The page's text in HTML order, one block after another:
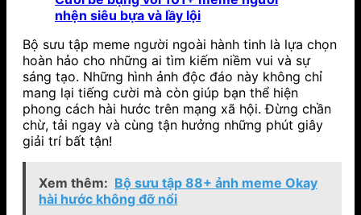
nhện siêu bựa và lầy lội
Bộ sưu tập meme người ngoài hành tinh là lựa chọn
hoàn hảo cho những ai tìm kiếm niềm vui và sự
sáng tạo. Những hình ảnh độc đáo này không chỉ
mang lại tiếng cười mà còn giúp bạn thể hiện
phong cách hài hước trên mạng xã hội. Đừng chần
chừ, tải ngay và cùng tận hưởng những phút giây
giải trí bất tận!
Xem thêm: Bộ sưu tập 88+ ảnh meme Okay
hài hước không đỡ nổi